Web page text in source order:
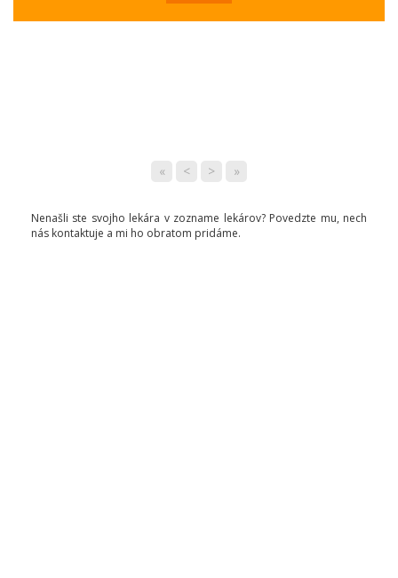
« < > »
Nenašli ste svojho lekára v zozname lekárov? Povedzte mu, nech
nás kontaktuje a mi ho obratom pridáme.